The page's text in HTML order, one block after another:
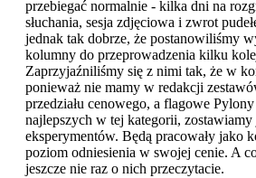
przebiegać normalnie - kilka dni na
słuchania, sesja zdjęciowa i zwrot
jednak tak dobrze, że postanowiliśmy
kolumny do przeprowadzenia kilku
Zaprzyjaźniliśmy się z nimi tak, że w
ponieważ nie mamy w redakcji
przedziału cenowego, a flagowe
najlepszych w tej kategorii, zostawiamy
eksperymentów. Będą pracowały jako
poziom odniesienia w swojej cenie. A
jeszcze nie raz o nich przeczytacie.